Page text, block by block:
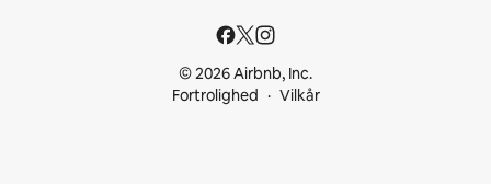
© 2026 Airbnb, Inc.
Fortrolighed
Vilkår